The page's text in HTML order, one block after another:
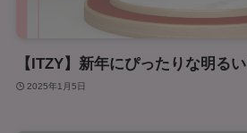
【ITZY】新年にぴったりな明る
2025年1月5日